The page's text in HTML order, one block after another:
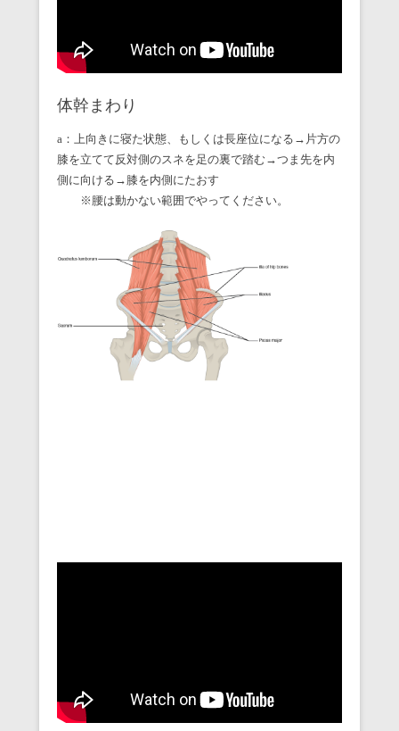
体幹まわり
a：上向きに寝た状態、もしくは長座位になる→片方の
膝を立てて反対側のスネを足の裏で踏む→つま先を内
側に向ける→膝を内側にたおす
※腰は動かない範囲でやってください。